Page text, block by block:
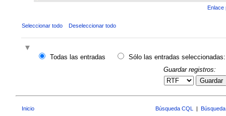
Enlace
Seleccionar todo Deseleccionar todo
Todas las entradas
Sólo las entradas seleccionadas:
Guardar registros:
Guardar
Inicio Búsqueda CQL